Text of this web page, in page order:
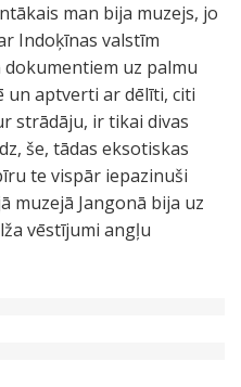
man bija muzejs, jo
Indoķīnas valstīm
uz palmu
un aptverti ar dēlīti, citi
strādāju, ir tikai divas
še, tādas eksotiskas
te vispār iepazinuši
muzejā Jangonā bija uz
vēstījumi angļu